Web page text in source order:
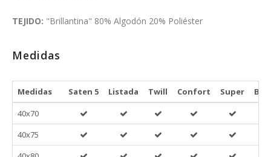
TEJIDO: "Brillantina" 80% Algodón 20% Poliéster
Medidas
Medidas Saten 5 Listada Twill Confort Super
40x70
40x75